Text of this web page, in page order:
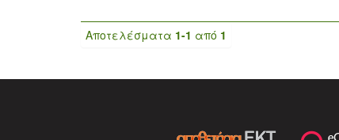
Αποτελέσματα 1-1 από 1